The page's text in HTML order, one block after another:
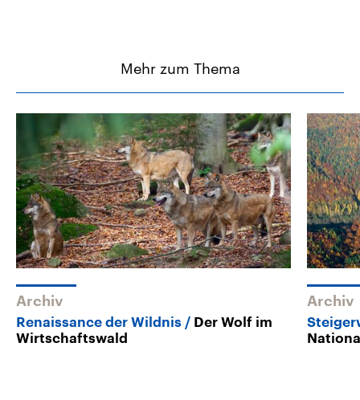
Mehr zum Thema
Archiv
Renaissance der Wildnis
Der Wolf im
Wirtschaftswald
Archiv